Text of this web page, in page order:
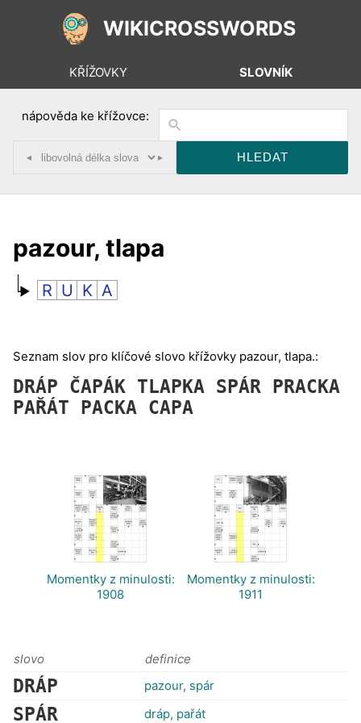
WIKICROSSWORDS
KŘÍŽOVKY SLOVNÍK
nápověda ke křížovce:
◂ ▸
pazour, tlapa
R U K A
Seznam slov pro klíčové slovo křížovky pazour, tlapa.:
DRÁP ČAPÁK TLAPKA SPÁR PRACKA
PAŘÁT PACKA CAPA
Momentky z minulosti:
1908
Momentky z minulosti:
1911
slovo definice
DRÁP pazour, spár
SPÁR dráp, pařát